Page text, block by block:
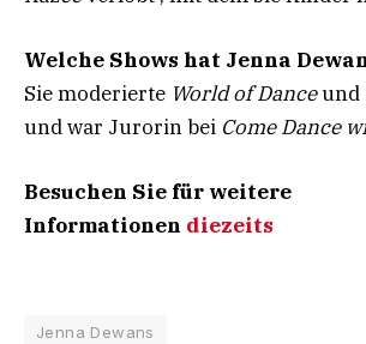
Welche Shows hat Jenna
Sie moderierte World of Danceund
und war Jurorin bei Come Dance
Besuchen Sie für weitere
Informationen diezeits
Jenna Dewans